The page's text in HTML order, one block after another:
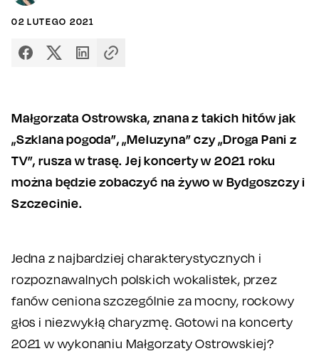
02 LUTEGO 2021
Małgorzata Ostrowska, znana z takich hitów jak
„Szklana pogoda”, „Meluzyna” czy „Droga Pani z
TV”, rusza w trasę. Jej koncerty w 2021 roku
można będzie zobaczyć na żywo w Bydgoszczy i
Szczecinie.
Jedna z najbardziej charakterystycznych i
rozpoznawalnych polskich wokalistek, przez
fanów ceniona szczególnie za mocny, rockowy
głos i niezwykłą charyzmę. Gotowi na koncerty
2021 w wykonaniu Małgorzaty Ostrowskiej?